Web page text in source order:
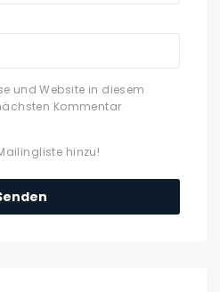
und Website in diesem
Kommentar
hinzu!